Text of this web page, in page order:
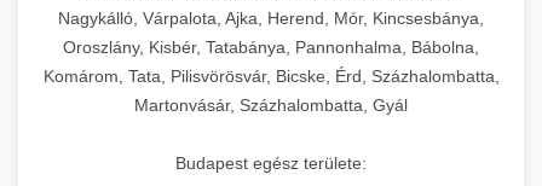
Nagykálló, Várpalota, Ajka, Herend, Mór, Kincsesbánya,
Oroszlány, Kisbér, Tatabánya, Pannonhalma, Bábolna,
Komárom, Tata, Pilisvörösvár, Bicske, Érd, Százhalombatta,
Martonvásár, Százhalombatta, Gyál
Budapest egész területe: